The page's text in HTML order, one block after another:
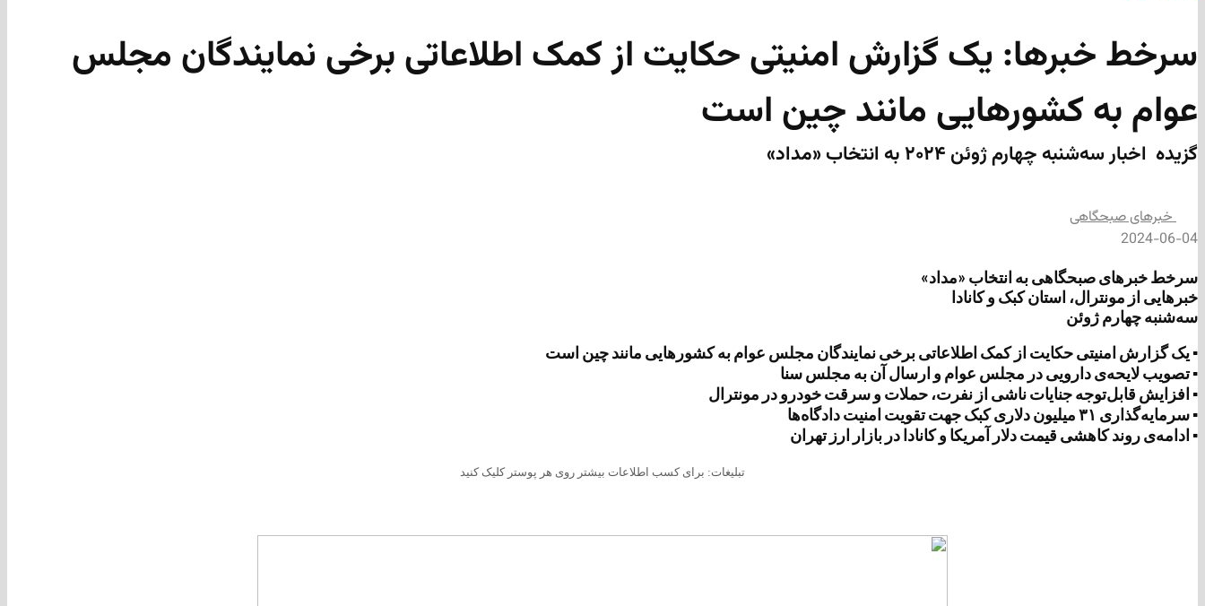
سرخط خبرها: یک گزارش امنیتی حکایت از کمک اطلاعاتی برخی نمایندگان مجلس
عوام به کشورهایی مانند چین است
گزیده ‌ اخبار سه‌شنبه چهارم ژوئن ۲۰۲۴ به انتخاب «مداد»
‌خبرهای صبحگاهی
2024-06-04
سرخط خبرهای صبحگاهی به انتخاب «مداد»
خبرهایی از مونترال، استان کبک و کانادا
سه‌شنبه چهارم ژوئن
▪ یک گزارش امنیتی حکایت از کمک اطلاعاتی برخی نمایندگان مجلس عوام به کشورهایی مانند چین است
▪ تصویب لایحه‌‌ی دارویی در مجلس عوام و ارسال آن به مجلس سنا
▪ افزایش قابل‌توجه جنایات ناشی از نفرت، حملات و سرقت خودرو در مونترال
▪ سرمایه‌گذاری ۳۱ میلیون دلاری کبک جهت تقویت امنیت دادگاه‌ها
▪ ادامه‌ی روند کاهشی قیمت دلار آمریکا و کانادا در بازار ارز تهران
تبلیغات: برای کسب اطلاعات بیشتر روی هر پوستر کلیک کنید